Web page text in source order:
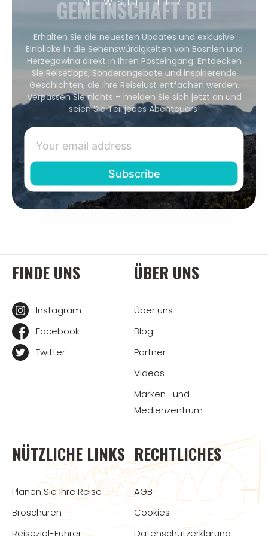
GEMEINSCHAFT BEI
Erhalten Sie die neuesten Updates und exklusive
Einblicke in die Sehenswürdigkeiten von Bosnien und
Herzegowina direkt in Ihren Posteingang. Entdecken
Sie Reisetipps, Sonderangebote und inspirierende
Geschichten, die Ihre Reiselust entfachen werden.
Verpassen Sie nichts – melden Sie sich jetzt an und
seien Sie Teil jedes Abenteuers!
FINDE UNS
Instagram
Facebook
Twitter
ÜBER UNS
Über uns
Blog
Partner
Videos
Marken- und
Medienzentrum
NÜTZLICHE LINKS
Planen Sie Ihre Reise
Broschüren
Reiseziel-Führer
RECHTLICHES
AGB
Cookies
Datenschutzerklärung